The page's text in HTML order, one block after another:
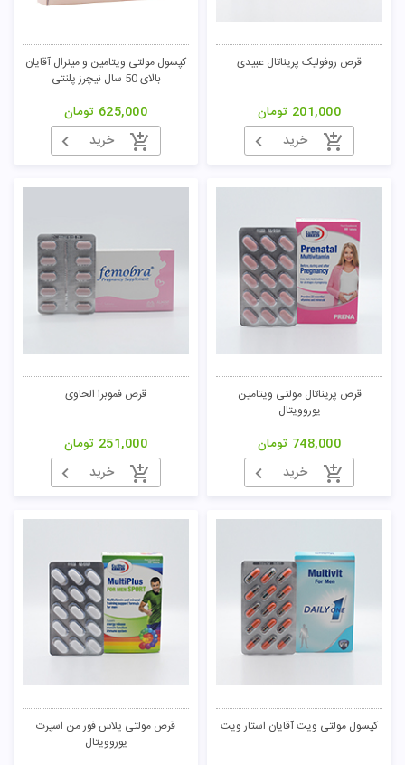
قرص روفولیک پریناتال عبیدی
201,000 تومان
خرید
کپسول مولتی ویتامین و مینرال آقایان
بالای 50 سال نیچرز پلنتی
625,000 تومان
خرید
قرص پریناتال مولتی ویتامین
یوروویتال
748,000 تومان
خرید
قرص فموبرا الحاوی
251,000 تومان
خرید
کپسول مولتی ویت آقایان استار ویت
قرص مولتی پلاس فور من اسپرت
یوروویتال